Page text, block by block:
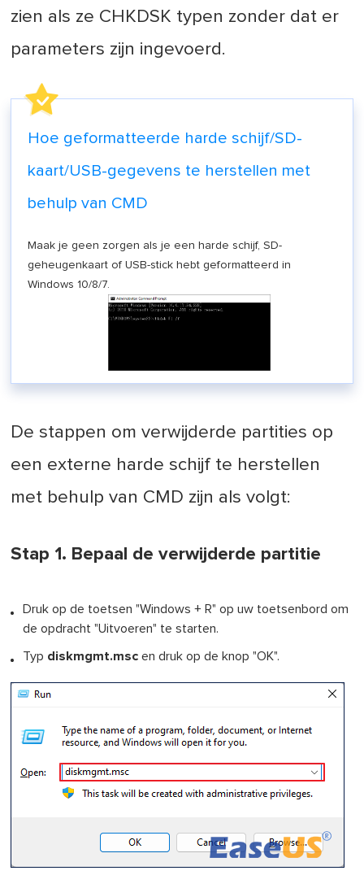
zien als ze CHKDSK typen zonder dat er
parameters zijn ingevoerd.
Hoe geformatteerde harde schijf/SD-
kaart/USB-gegevens te herstellen met
behulp van CMD
Maak je geen zorgen als je een harde schijf, SD-
geheugenkaart of USB-stick hebt geformatteerd in
Windows 10/8/7.
De stappen om verwijderde partities op
een externe harde schijf te herstellen
met behulp van CMD zijn als volgt:
Stap 1. Bepaal de verwijderde partitie
Druk op de toetsen "Windows + R" op uw toetsenbord om
de opdracht "Uitvoeren" te starten.
Typ diskmgmt.msc en druk op de knop "OK".